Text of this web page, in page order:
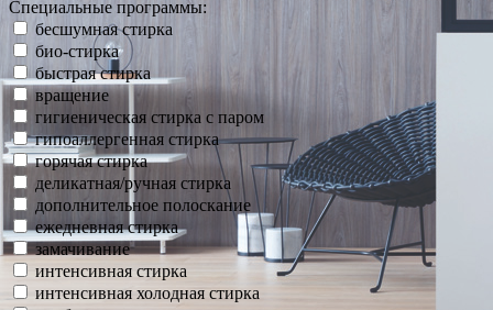
Специальные программы:
бесшумная стирка
био-стирка
быстрая стирка
вращение
гигиеническая стирка с паром
гипоаллергенная стирка
горячая стирка
деликатная/ручная стирка
дополнительное полоскание
ежедневная стирка
замачивание
интенсивная стирка
интенсивная холодная стирка